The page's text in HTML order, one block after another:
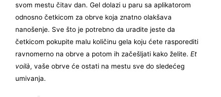
svom mestu čitav dan. Gel dolazi u paru sa aplikatorom
odnosno četkicom za obrve koja znatno olakšava
nanošenje. Sve što je potrebno da uradite jeste da
četkicom pokupite malu količinu gela koju ćete rasporediti
ravnomerno na obrve a potom ih začešljati kako želite.Et
voilà, vaše obrve će ostati na mestu sve do sledećeg
umivanja.